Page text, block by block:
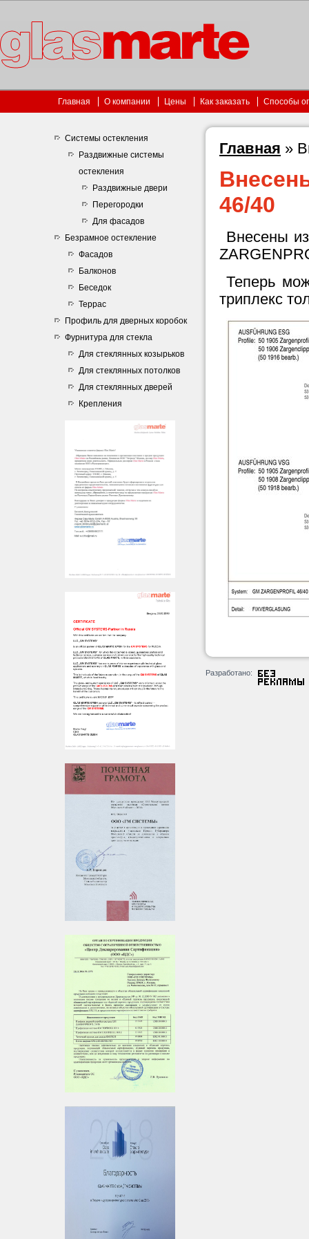
Главная О компании Цены Как заказать Способы
Системы остекления
Раздвижные системы
остекления
Раздвижные двери
Перегородки
Для фасадов
Безрамное остекление
Фасадов
Балконов
Беседок
Террас
Профиль для дверных коробок
Фурнитура для стекла
Для стеклянных козырьков
Для стеклянных потолков
Для стеклянных дверей
Крепления
Главная »
46/40
Внесены
Теперь
триплекс
Разработано: